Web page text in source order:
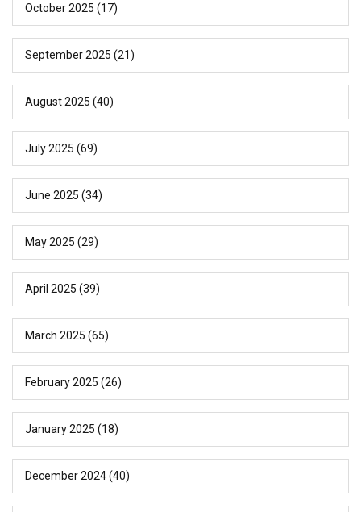
October 2025 (17)
September 2025 (21)
August 2025 (40)
July 2025 (69)
June 2025 (34)
May 2025 (29)
April 2025 (39)
March 2025 (65)
February 2025 (26)
January 2025 (18)
December 2024(40)